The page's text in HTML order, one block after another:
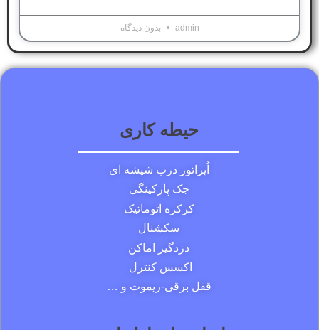
admin بدون دیدگاه
حیطه کاری
اُپراتور درب شیشه ای
جک پارکینگی
کرکره اتوماتیک
سکشنال
دزدگیر اماکن
اکسس کنترل
قفل برقی-ریموت و …